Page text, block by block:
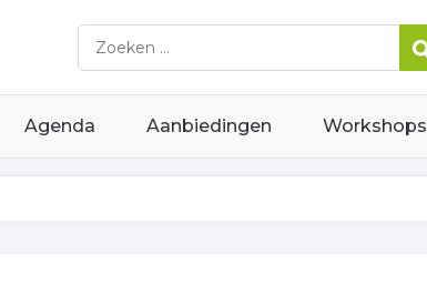
Agenda Aanbiedingen Workshops